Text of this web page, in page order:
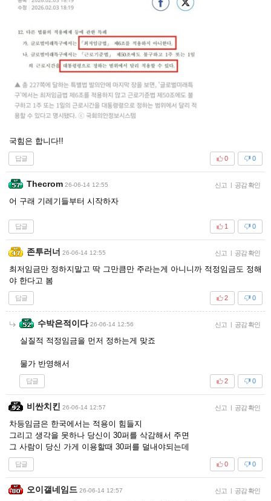
국힘은 합니다!!
답글 0
0
Thecrom 26-06-14 12:55 신고 | 공감 확인
어 구래 기레기들부터 시작하자
답글 0
1
존투러너 26-06-14 12:55 신고 | 공감 확인
최저임금만 정하지말고 딱 그만큼만 주라는게 아니니까 적정임금도 정해
야 한다고 봄
답글 0
2
수박은적이다 26-06-14 12:56 신고 | 공감 확인
실질적 적정임금을 먼저 정하는게 맞죠
물가 반영해서
답글 0
2
비싼치킨 26-06-14 12:57 신고 | 공감 확인
차등임금은 한국에서는 적용이 힘들지
그리고 생각을 못하나 당신이 30퍼를 삭감해서 주면
그 사람이 당신 가게 이용할때 30퍼를 덜내야되는데
답글 0
0
오이갤네임드 26-06-14 12:57 신고 | 공감 확인